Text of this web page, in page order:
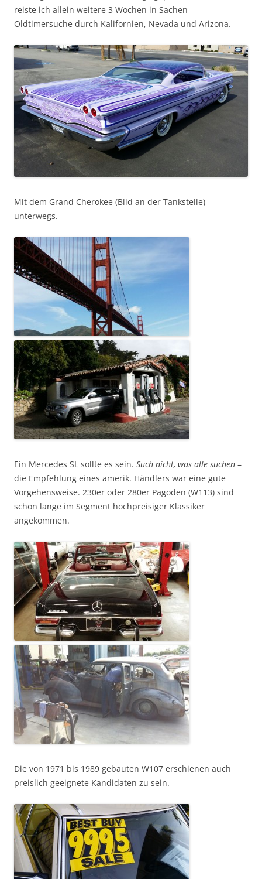
reiste ich allein weitere 3 Wochen in Sachen
Oldtimersuche durch Kalifornien, Nevada und Arizona.
Mit dem Grand Cherokee (Bild an der Tankstelle)
unterwegs.
Ein Mercedes SL sollte es sein. Such nicht, was alle suchen –
die Empfehlung eines amerik. Händlers war eine gute
Vorgehensweise. 230er oder 280er Pagoden (W113) sind
schon lange im Segment hochpreisiger Klassiker
angekommen.
Die von 1971 bis 1989 gebauten W107 erschienen auch
preislich geeignete Kandidaten zu sein.